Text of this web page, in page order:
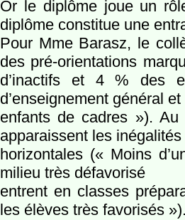
Or le diplôme joue un
diplôme constitue une
Pour Mme Barasz, le
des pré-orientations
d’inactifs et 4 % des
d’enseignement général
enfants de cadres »). Au
apparaissent les inégalités
horizontales (« Moins
milieu très défavorisé
entrent en classes
les élèves très favorisés